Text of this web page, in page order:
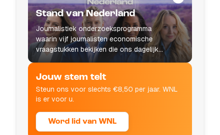
Stand van Nederland
Journalistiek onderzoeksprogramma
waarin vijf journalisten economische
vraagstukken bekijken die ons dagelijks
leven raken.
Jouw stem telt
Steun ons voor slechts €8,50 per jaar. WNL
is er voor u.
Word lid van WNL